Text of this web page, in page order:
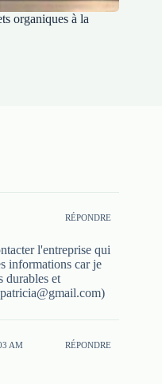
organiques à la
RÉPONDRE
l'entreprise qui
informations car je
durables et
)
AM RÉPONDRE